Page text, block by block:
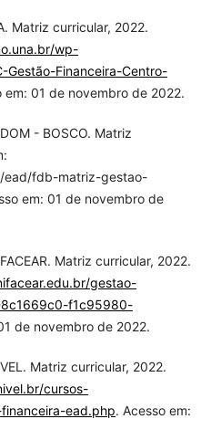
Matriz curricular, 2022.
wp-
Gestão-Financeira-Centro-
em: 01 de novembro de 2022.
- BOSCO. Matriz
ead/fdb-matriz-gestao-
em: 01 de novembro de
Matriz curricular, 2022.
gestao-
f1c95980-
de novembro de 2022.
Matriz curricular, 2022.
cursos-
ead.php. Acesso em: